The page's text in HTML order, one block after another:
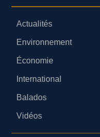
Actualités
Environnement
Économie
International
Balados
Vidéos